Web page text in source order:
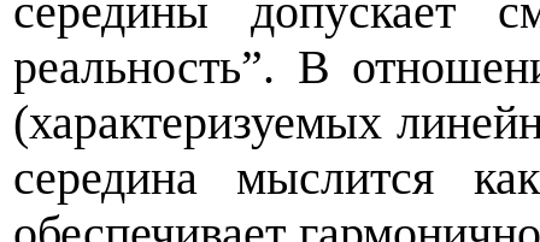
середины допускает
реальность”. В
(характеризуемых
середина мыслится